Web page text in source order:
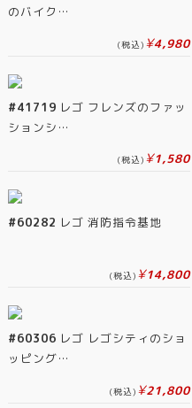
のバイク…
(税込) ¥4,980
#41719 レゴ フレンズのファッ
ションシ…
(税込) ¥1,580
#60282 レゴ 消防指令基地
(税込) ¥14,800
#60306 レゴ レゴシティのショ
ッピング…
(税込) ¥21,800